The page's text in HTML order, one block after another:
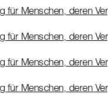
für Menschen, deren
für Menschen, deren
für Menschen, deren
für Menschen, deren